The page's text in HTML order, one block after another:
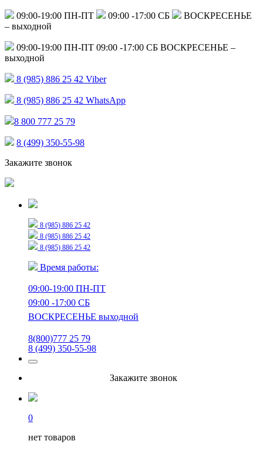
09:00-19:00 ПН-ПТ 09:00 -17:00 СБ
ВОСКРЕСЕНЬЕ
– выходной
09:00-19:00 ПН-ПТ 09:00 -17:00 СБ ВОСКРЕСЕНЬЕ –
выходной
8 (985) 886 25 42 Viber
8 (985) 886 25 42 WhatsApp
8 800 777 25 79
8 (499) 350-55-98
Закажите звонок
8 (985) 886 25 42
8 (985) 886 25 42
8 (985) 886 25 42
Время работы:
09:00-19:00 ПН-ПТ
09:00 -17:00 СБ
ВОСКРЕСЕНЬЕ выходной
8(800)777 25 79
8 (499) 350-55-98
Закажите звонок
0
нет товаров